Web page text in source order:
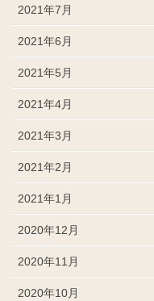
2021年7月
2021年6月
2021年5月
2021年4月
2021年3月
2021年2月
2021年1月
2020年12月
2020年11月
2020年10月